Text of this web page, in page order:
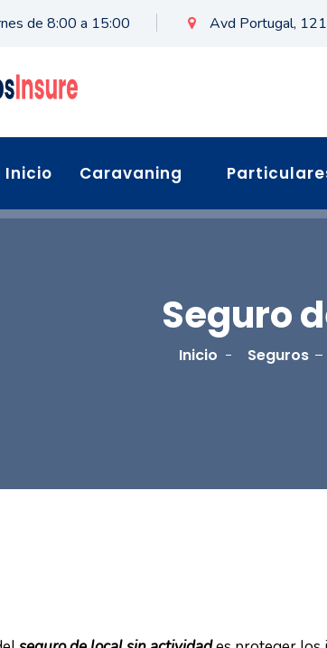
de 8:00 a 15:00 Avd Portugal,
Inicio Caravaning
Seguro
Inicio Seguros